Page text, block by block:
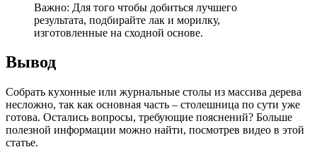
Важно: Для того чтобы добиться лучшего
результата, подбирайте лак и морилку,
изготовленные на сходной основе.
Вывод
Собрать кухонные или журнальные столы из массива дерева
несложно, так как основная часть – столешница по сути уже
готова. Остались вопросы, требующие пояснений? Больше
полезной информации можно найти, посмотрев видео в этой
статье.